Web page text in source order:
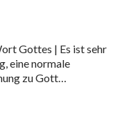
Gottes | Es ist sehr
eine normale
zu Gott